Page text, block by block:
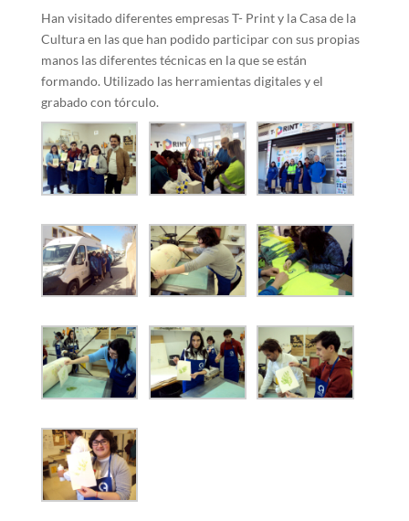
Han visitado diferentes empresas T- Print y la Casa de la
Cultura en las que han podido participar con sus propias
manos las diferentes técnicas en la que se están
formando. Utilizado las herramientas digitales y el
grabado con tórculo.